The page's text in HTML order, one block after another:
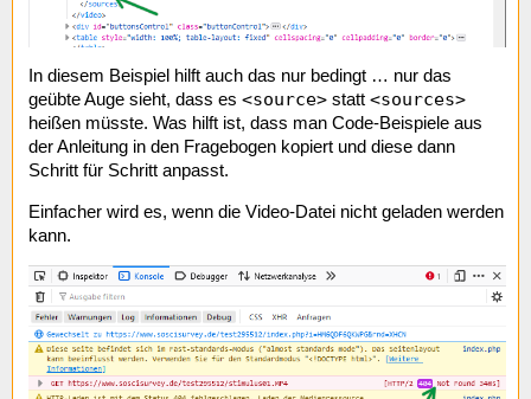
In diesem Beispiel hilft auch das nur bedingt … nur das
geübte Auge sieht, dass es <source> statt <sources>
heißen müsste. Was hilft ist, dass man Code-Beispiele aus
der Anleitung in den Fragebogen kopiert und diese dann
Schritt für Schritt anpasst.
Einfacher wird es, wenn die Video-Datei nicht geladen werden
kann.